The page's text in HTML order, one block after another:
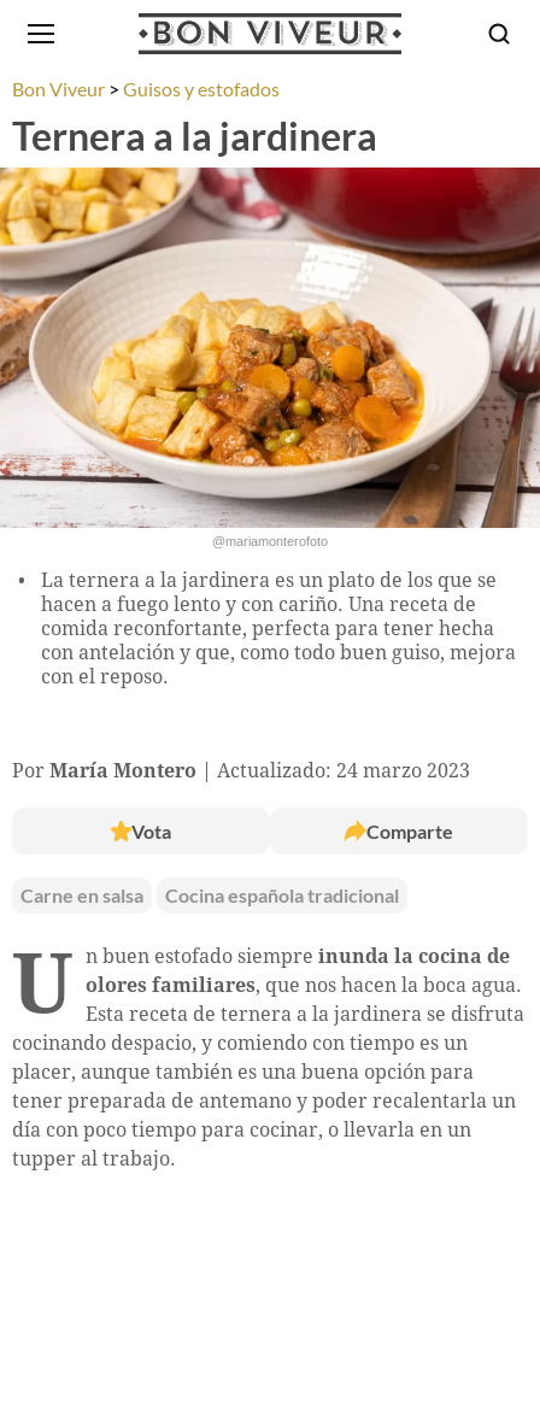
Bon Viveur Guisos y estofados
Ternera a la jardinera
@mariamonterofoto
La ternera a la jardinera es un plato de los que se
hacen a fuego lento y con cariño. Una receta de
comida reconfortante, perfecta para tener hecha
con antelación y que, como todo buen guiso, mejora
con el reposo.
Por María Montero Actualizado: 24 marzo 2023
Vota Comparte
Carne en salsa Cocina española tradicional
U n buen estofado siempre inunda la cocina de
olores familiares, que nos hacen la boca agua.
Esta receta de ternera a la jardinera se disfruta
cocinando despacio, y comiendo con tiempo es un
placer, aunque también es una buena opción para
tener preparada de antemano y poder recalentarla un
día con poco tiempo para cocinar, o llevarla en un
tupper al trabajo.